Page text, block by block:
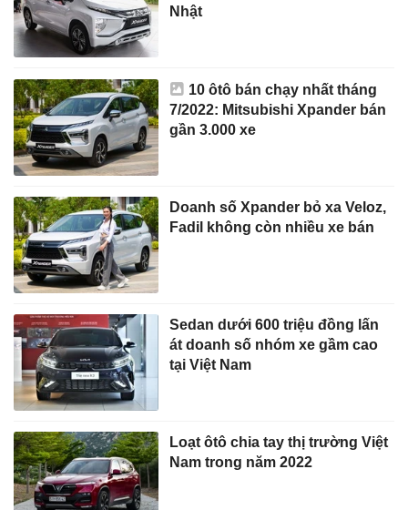
Nhật
10 ôtô bán chạy nhất tháng
7/2022: Mitsubishi Xpander bán
gần 3.000 xe
Doanh số Xpander bỏ xa Veloz,
Fadil không còn nhiều xe bán
Sedan dưới 600 triệu đồng lấn
át doanh số nhóm xe gầm cao
tại Việt Nam
Loạt ôtô chia tay thị trường Việt
Nam trong năm 2022